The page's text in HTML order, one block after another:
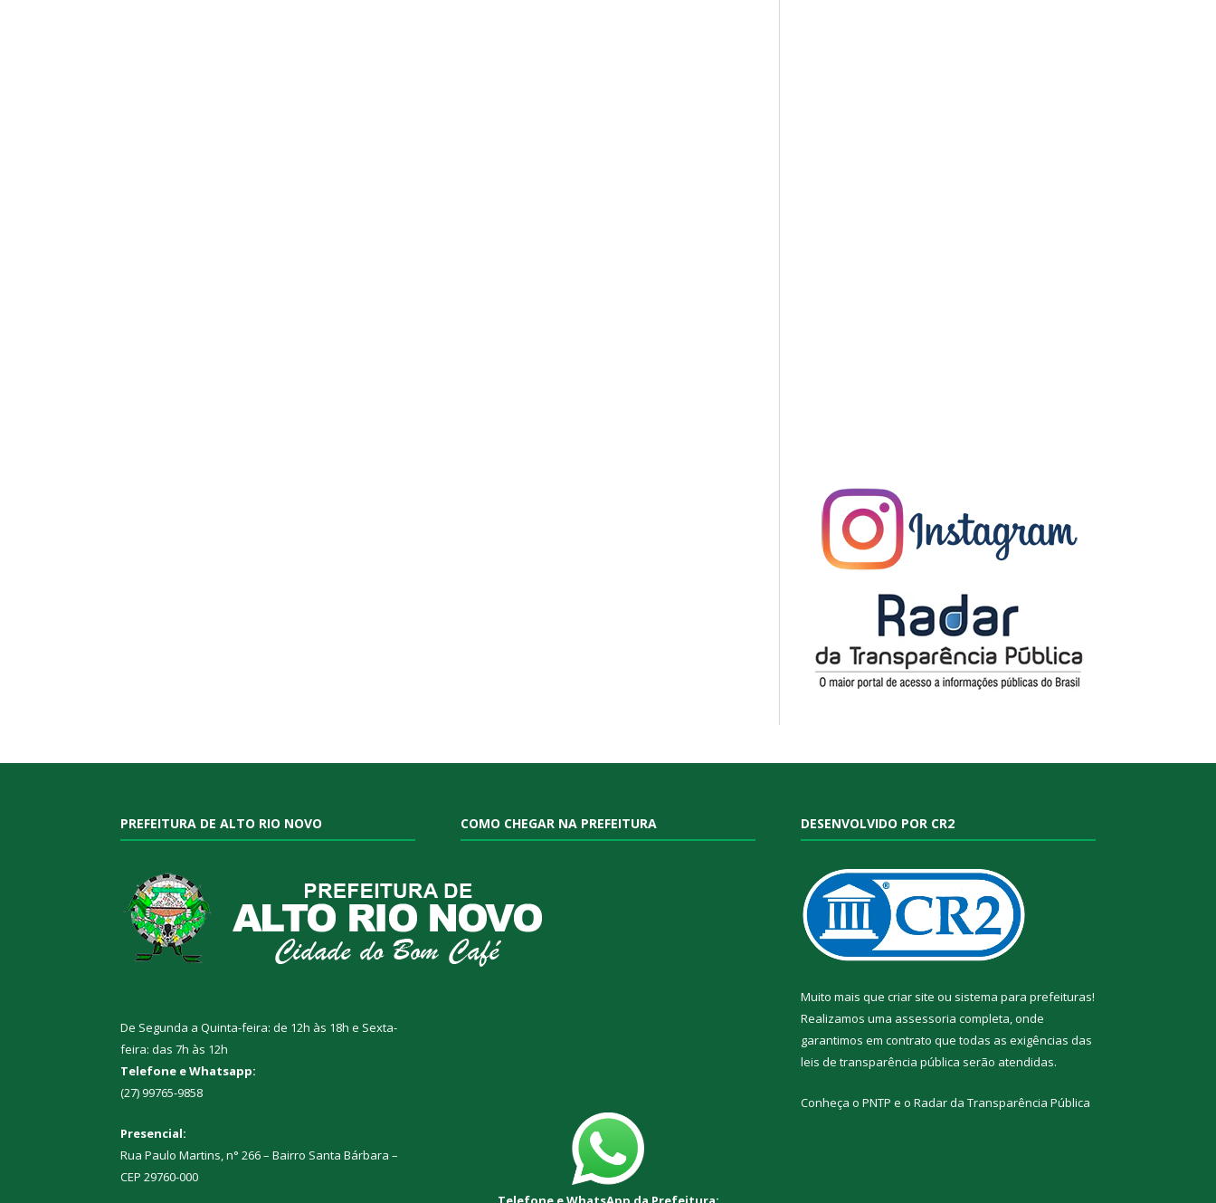
PREFEITURA DE ALTO RIO NOVO
De Segunda a Quinta-feira: de 12h às 18h e Sexta-
feira: das 7h às 12h
Telefone e Whatsapp:
(27) 99765-9858
Presencial:
Rua Paulo Martins, n° 266 – Bairro Santa Bárbara –
CEP 29760-000
COMO CHEGAR NA PREFEITURA DESENVOLVIDO POR CR2
Muito mais que criar site ou sistema para prefeituras!
Realizamos uma assessoria completa, onde
garantimos em contrato que todas as exigências das
leis de transparência pública serão atendidas.
Conheça o PNTP e o Radar da Transparência Pública